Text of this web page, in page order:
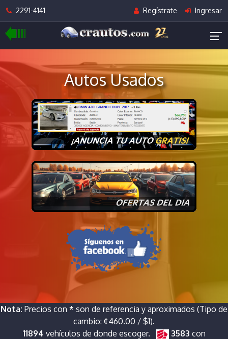
2291-4141 Regístrate Ingresar
Autos Usados
Nota: Precios con * son de referencia y aproximados (Tipo de
cambio: ¢460.00 / $1).
11894 vehículos de donde escoger. 3583 con